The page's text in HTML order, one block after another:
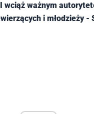
wciąż ważnym
i młodzieży -